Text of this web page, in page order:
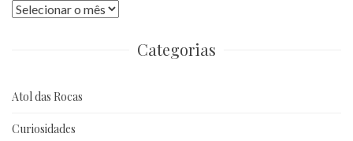
Publicações
Categorias
Atol das Rocas
Curiosidades